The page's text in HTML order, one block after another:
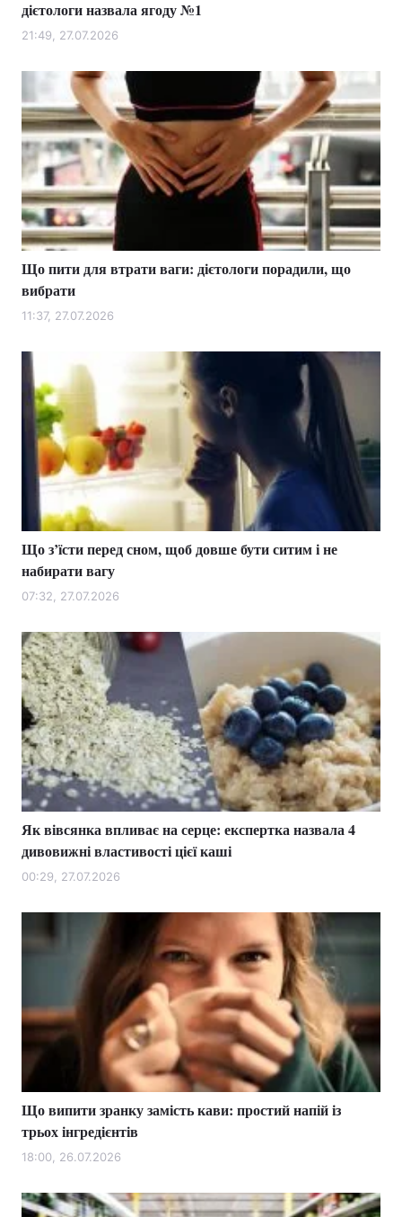
дієтологи назвала ягоду №1
21:49, 27.07.2026
Що пити для втрати ваги: ​​дієтологи порадили, що
вибрати
11:37, 27.07.2026
Що з’їсти перед сном, щоб довше бути ситим і не
набирати вагу
07:32, 27.07.2026
Як вівсянка впливає на серце: експертка назвала 4
дивовижні властивості цієї каші
00:29, 27.07.2026
Що випити зранку замість кави: простий напій із
трьох інгредієнтів
18:00, 26.07.2026